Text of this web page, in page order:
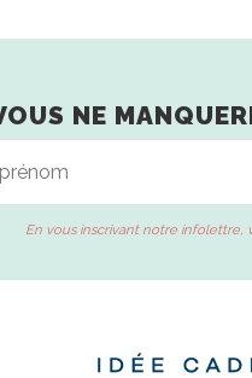
NE
En vous inscrivant notre infolettre,